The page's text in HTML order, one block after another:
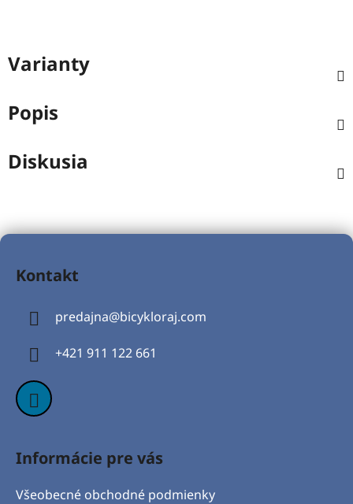
Varianty
Popis
Diskusia
Z
Kontakt
predajna@bicykloraj.com
+421 911 122 661
Informácie pre vás
Všeobecné obchodné podmienky